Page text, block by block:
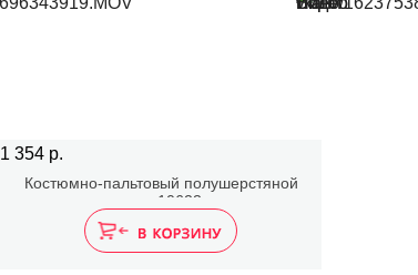
1 354 р.
Костюмно-пальтовый полушерстяной
твид 10623